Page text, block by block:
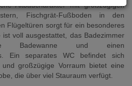
Altbaucharakter mit großzügigen
Fischgrät-Fußboden in den
Flügeltüren sorgt für ein besonderes
voll ausgestattet, das Badezimmer
Badewanne und einen
Ein separates WC befindet sich
großzügige Vorraum bietet eine
die über viel Stauraum verfügt.